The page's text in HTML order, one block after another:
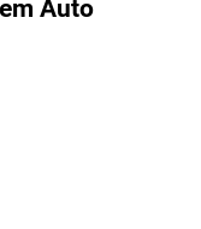
Auto